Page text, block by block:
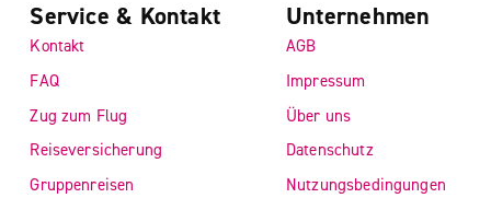
Service & Kontakt
Kontakt
FAQ
Zug zum Flug
Reiseversicherung
Gruppenreisen
Unternehmen
AGB
Impressum
Über uns
Datenschutz
Nutzungsbedingungen